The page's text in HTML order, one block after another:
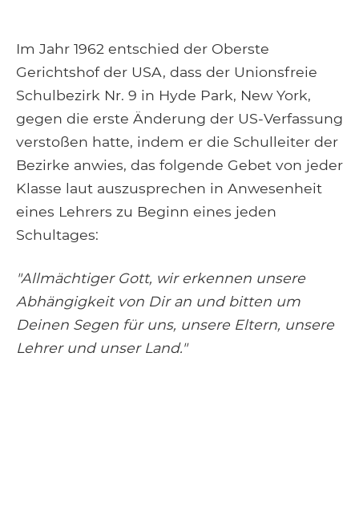
Im Jahr 1962 entschied der Oberste
Gerichtshof der USA, dass der Unionsfreie
Schulbezirk Nr. 9 in Hyde Park, New York,
gegen die erste Änderung der US-Verfassung
verstoßen hatte, indem er die Schulleiter der
Bezirke anwies, das folgende Gebet von jeder
Klasse laut auszusprechen in Anwesenheit
eines Lehrers zu Beginn eines jeden
Schultages:
"Allmächtiger Gott, wir erkennen unsere
Abhängigkeit von Dir an und bitten um
Deinen Segen für uns, unsere Eltern, unsere
Lehrer und unser Land."